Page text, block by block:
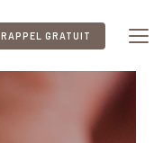
RAPPEL GRATUIT